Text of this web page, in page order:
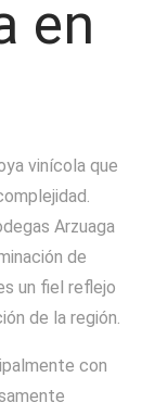
en
vinícola que
Arzuaga
de
un fiel reflejo
de la región.
con